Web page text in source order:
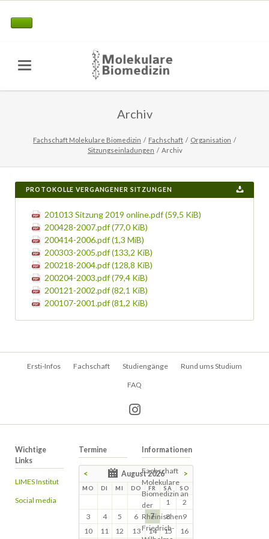
Archiv
Fachschaft Molekulare Biomedizin Fachschaft
Organisation
Sitzungseinladungen
Archiv
PROTOKOLLE VERGANGENER SITZUNGEN
201013 Sitzung 2019 online.pdf(59,5 KiB)
200428-2007.pdf(77,0 KiB)
200414-2006.pdf(1,3 MiB)
200303-2005.pdf(133,2 KiB)
200218-2004.pdf(128,8 KiB)
200204-2003.pdf(79,4 KiB)
200121-2002.pdf(82,1 KiB)
200107-2001.pdf(81,2 KiB)
Navigation
Ersti-Infos Fachschaft Studiengänge Rund ums Studium
FAQ
Wichtige
Links
LIMES Institut
Social media
Termine
< August 2026 >
MO DI MI DO FR SA SO
1
2
3
4 5 6 7 8
9
10
11 12 13 14 15 16
Informationen
Fachschaft
Molekulare
Biomedizin an
der
Rheinischen
Friedrich-